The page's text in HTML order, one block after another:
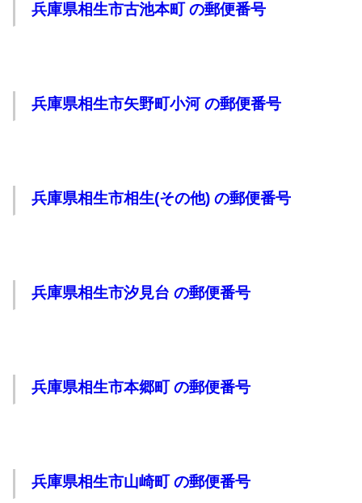
兵庫県相生市古池本町 の郵便番号
兵庫県相生市矢野町小河 の郵便番号
兵庫県相生市相生(その他) の郵便番号
兵庫県相生市汐見台 の郵便番号
兵庫県相生市本郷町 の郵便番号
兵庫県相生市山崎町 の郵便番号